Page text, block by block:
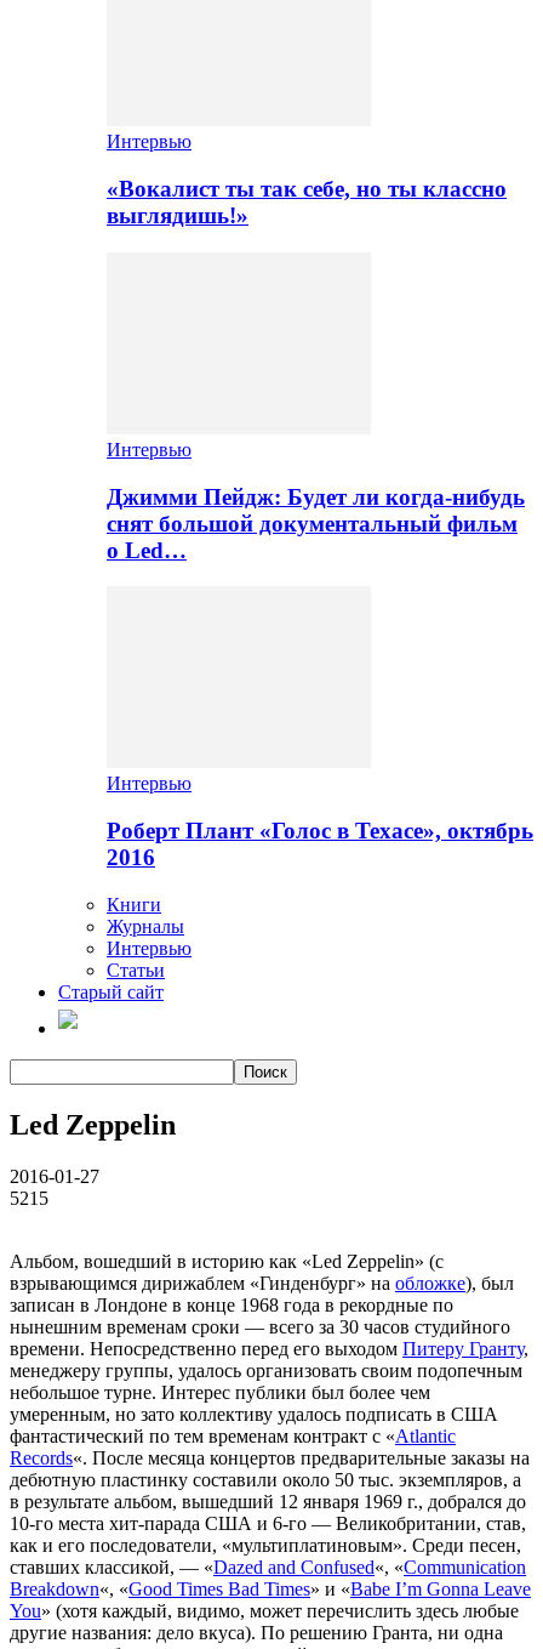
Интервью
«Вокалист ты так себе, но ты классно
выглядишь!»
Интервью
Джимми Пейдж: Будет ли когда-нибудь
снят большой документальный фильм
о Led…
Интервью
Роберт Плант «Голос в Техасе», октябрь
2016
Книги
Журналы
Интервью
Статьи
Старый сайт
Led Zeppelin
2016-01-27
5215
Альбом, вошедший в историю как «Led Zeppelin» (с
взрывающимся дирижаблем «Гинденбург» на обложке), был
записан в Лондоне в конце 1968 года в рекордные по
нынешним временам сроки — всего за 30 часов студийного
времени. Непосредственно перед его выходом Питеру Гранту,
менеджеру группы, удалось организовать своим подопечным
небольшое турне. Интерес публики был более чем
умеренным, но зато коллективу удалось подписать в США
фантастический по тем временам контракт с «Atlantic
Records«. После месяца концертов предварительные заказы на
дебютную пластинку составили около 50 тыс. экземпляров, а
в результате альбом, вышедший 12 января 1969 г., добрался до
10-го места хит-парада США и 6-го — Великобритании, став,
как и его последователи, «мультиплатиновым». Среди песен,
ставших классикой, — «Dazed and Confused«, «Communication
Breakdown«, «Good Times Bad Times» и «Babe I’m Gonna Leave
You» (хотя каждый, видимо, может перечислить здесь любые
другие названия: дело вкуса). По решению Гранта, ни одна